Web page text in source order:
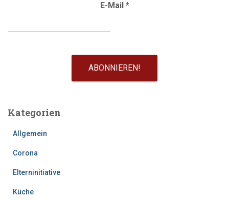
E-Mail *
Kategorien
Allgemein
Corona
Elterninitiative
Küche